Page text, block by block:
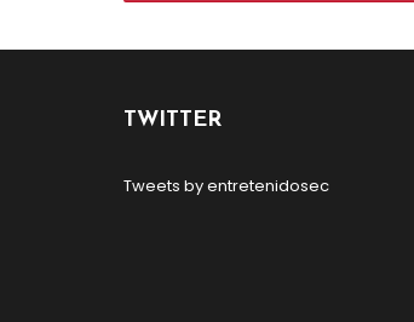
TWITTER
Tweets by entretenidosec